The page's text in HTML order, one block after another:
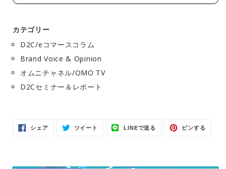
カテゴリー
D2C/eコマースコラム
Brand Voice & Opinion
オムニチャネル/OMO TV
D2Cセミナー＆レポート
シェアFacebookツイート
Twitter
LINEで送る
LINE
ピンする